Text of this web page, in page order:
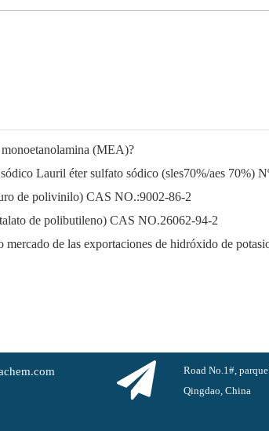
monoetanolamina (MEA)?
de polivinilo) CAS NO.:9002-86-2
de polibutileno) CAS NO.26062-94-2
Road No.1#,
Qingdao, China